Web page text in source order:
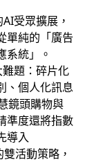
受眾擴展，
單純的「廣告
系統」。
題：碎片化
、個人化訊息
鏡頭購物與
準度還將指數
導入
活動策略，